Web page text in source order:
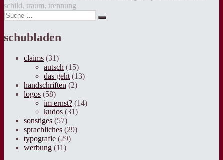
schild, traum, trennung
Suche
nach:
Suche
schubladen
claims (31)
autsch (15)
das geht (13)
handschriften (2)
logos (58)
im ernst? (14)
kudos (31)
sonstiges (57)
sprachliches (29)
typografie (29)
werbung (11)